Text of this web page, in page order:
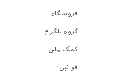
فروشگاه
گروه تلگرام
کمک مالی
قوانین